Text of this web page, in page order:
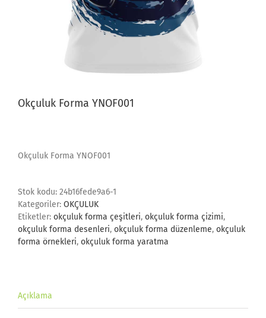
Okçuluk Forma YNOF001
Okçuluk Forma YNOF001
Stok kodu: 24b16fede9a6-1
Kategoriler: OKÇULUK
Etiketler: okçuluk forma çeşitleri, okçuluk forma çizimi,
okçuluk forma desenleri, okçuluk forma düzenleme, okçuluk
forma örnekleri, okçuluk forma yaratma
Açıklama